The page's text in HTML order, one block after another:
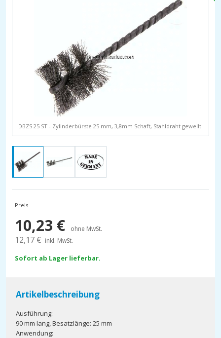
DBZS 25 ST - Zylinderbürste 25 mm, 3,8mm Schaft, Stahldraht gewellt
Preis
10,23 € ohne MwSt.
12,17 € inkl. MwSt.
Sofort ab Lager lieferbar.
Artikelbeschreibung
Ausführung:
90 mm lang, Besatzlänge: 25 mm
Anwendung: